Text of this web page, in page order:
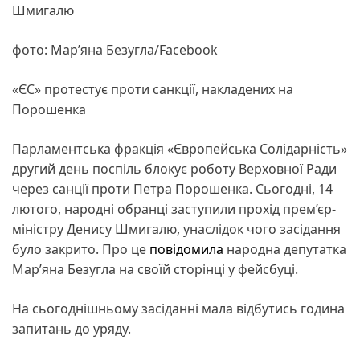
Шмигалю
фото: Мар’яна Безугла/Facebook
«ЄС» протестує проти санкції, накладених на
Порошенка
Парламентська фракція «Європейська Солідарність»
другий день поспіль блокує роботу Верховної Ради
через санції проти Петра Порошенка. Сьогодні, 14
лютого, народні обранці заступили прохід прем’єр-
міністру Денису Шмигалю, унаслідок чого засідання
було закрито. Про це повідомила народна депутатка
Мар’яна Безугла на своїй сторінці у фейсбуці.
На сьогоднішньому засіданні мала відбутись година
запитань до уряду.